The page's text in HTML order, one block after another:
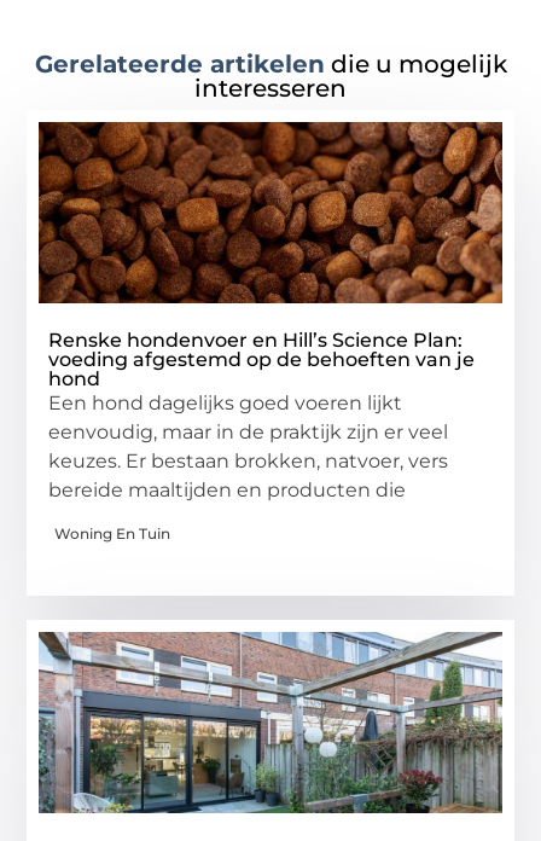
Gerelateerde artikelen die u mogelijk
interesseren
Renske hondenvoer en Hill’s Science Plan:
voeding afgestemd op de behoeften van je
hond
Een hond dagelijks goed voeren lijkt
eenvoudig, maar in de praktijk zijn er veel
keuzes. Er bestaan brokken, natvoer, vers
bereide maaltijden en producten die
Woning En Tuin